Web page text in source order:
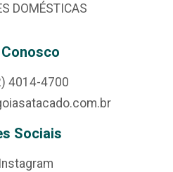
DOMÉSTICAS
4014-4700
Sociais
Instagram